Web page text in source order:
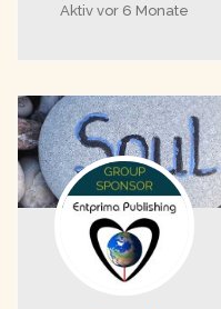
Aktiv vor 6 Monate